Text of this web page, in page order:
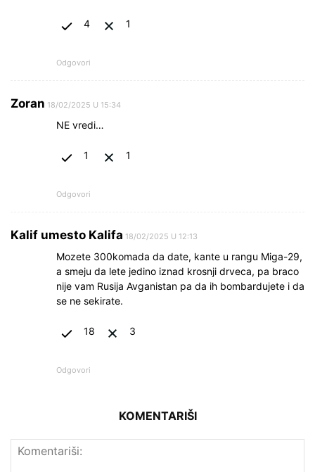
4 1
Odgovori
Zoran 18/02/2025 U 15:34
NE vredi…
1 1
Odgovori
Kalif umesto Kalifa 18/02/2025 U 12:13
Mozete 300komada da date, kante u rangu Miga-29,
a smeju da lete jedino iznad krosnji drveca, pa braco
nije vam Rusija Avganistan pa da ih bombardujete i da
se ne sekirate.
18 3
Odgovori
KOMENTARIŠI